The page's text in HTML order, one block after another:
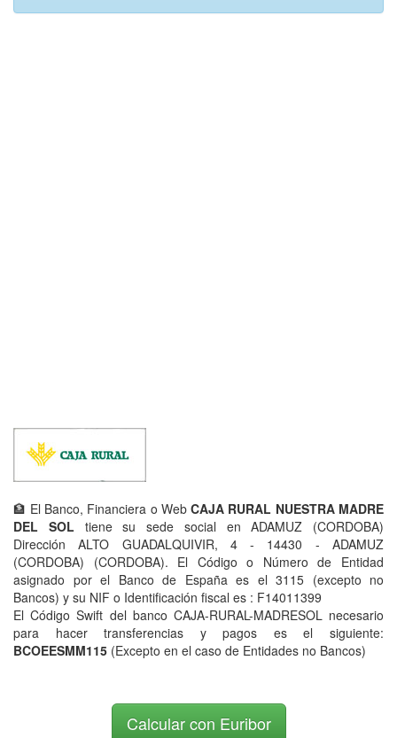
🏦 El Banco, Financiera o WebCAJA RURAL NUESTRA MADRE
DEL SOL tiene su sede social en ADAMUZ (CORDOBA)
Dirección ALTO GUADALQUIVIR, 4 - 14430 - ADAMUZ
(CORDOBA) (CORDOBA). El Código o Número de Entidad
asignado por el Banco de España es el 3115 (excepto no
Bancos) y su NIF o Identificación fiscal es : F14011399
El Código Swift del banco CAJA-RURAL-MADRESOL necesario
para hacer transferencias y pagos es el siguiente:
BCOEESMM115 (Excepto en el caso de Entidades no Bancos)
Calcular con Euribor